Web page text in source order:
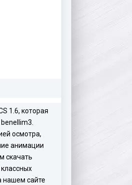
1.6, которая
осмотра,
анимации
скачать
нашем сайте